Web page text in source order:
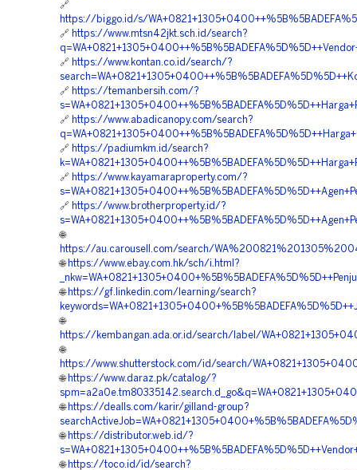
🔗
https://biggo.id/s/
🔗 https://www.mtsn42jkt.sch.id/search?
🔗 https://www.kontan.co.id/search/?
🔗 https://temanbersih.com/?
🔗 https://www.abadicanopy.com/search?
🔗 https://padiumkm.id/search?
🔗 https://www.kayamaraproperty.com/?
🔗 https://www.brotherproperty.id/?
🌐
https://au.carousell.com/search/
🌐 https://www.ebay.com.hk/sch/i.html?
🌐 https://gf.linkedin.com/learning/search?
🌐
https://kembangan.ada.or.id/search/label/
🌐
https://www.shutterstock.com/id/search/
🌐 https://www.daraz.pk/catalog/?
🌐 https://dealls.com/karir/gilland-group?
🌐 https://distributor.web.id/?
🌐 https://toco.id/id/search?